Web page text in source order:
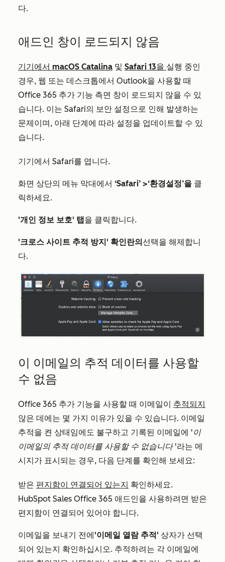
다.
애드인 창이 로드되지 않음
기기에서 macOS Catalina 및 Safari 13을 실행 중인
경우, 웹 또는 데스크톱에서 Outlook을 사용할 때
Office 365 추가 기능 측면 창이 로드되지 않을 수 있
습니다. 이는 Safari의 보안 설정으로 인해 발생하는
문제이며, 아래 단계에 따라 설정을 업데이트할 수 있
습니다.
기기에서 Safari를 엽니다.
화면 상단의 메뉴 막대에서 ‘Safari’ >‘환경설정’을 클
릭하세요.
'개인 정보 보호' 탭 을 클릭합니다.
'크로스 사이트 추적 방지' 확인란의 선택을 해제합니
다.
이 이메일의 추적 데이터를 사용할
수 없음
Office 365 추가 기능을 사용할 때 이메일이 추적되지
않은 데에는 몇 가지 이유가 있을 수 있습니다. 이메일
추적을 켠 상태임에도 불구하고 기록된 이메일에 '이
이메일의 추적 데이터를 사용할 수 없습니다'라는 메
시지가 표시되는 경우, 다음 단계를 확인해 보세요:
받은 편지함이 연결되어 있는지 확인하세요.
HubSpot Sales Office 365 애드인을 사용하려면 받은
편지함이 연결되어 있어야 합니다.
이메일을 보내기 전에'이메일 열람 추적' 상자가 선택
되어 있는지 확인하십시오. 추적하려는 각 이메일에